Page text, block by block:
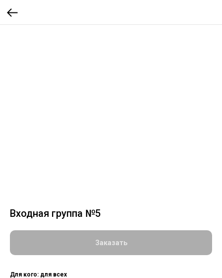
Входная группа №5
Заказать
Для кого: для всех